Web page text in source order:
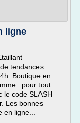
ligne
tendances.
Boutique en
pour tout
le code SLASH
Les bonnes
ligne...